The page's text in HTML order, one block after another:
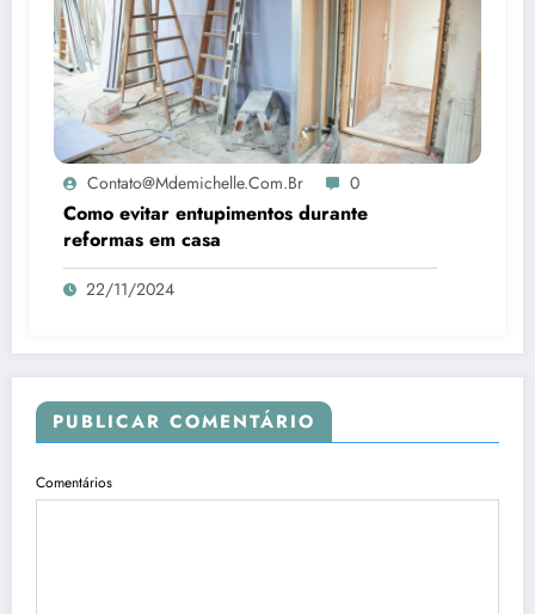
Contato@mdemichelle.com.br 0
Como evitar entupimentos durante
reformas em casa
22/11/2024
PUBLICAR COMENTÁRIO
Comentários